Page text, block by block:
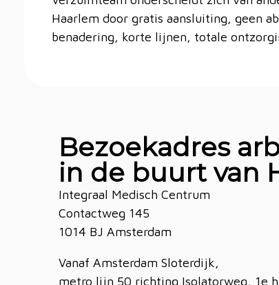
Haarlem door gratis aansluiting, geen
benadering, korte lijnen, totale
Bezoekadres
in de buurt van
Integraal Medisch Centrum
Contactweg 145
1014 BJ Amsterdam
Vanaf Amsterdam Sloterdijk,
metro lijn 50 richting Isolatorweg, 1e